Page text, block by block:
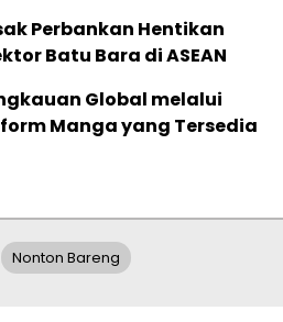
Perbankan Hentikan
Batu Bara di ASEAN
Global melalui
Manga yang Tersedia
Nonton Bareng